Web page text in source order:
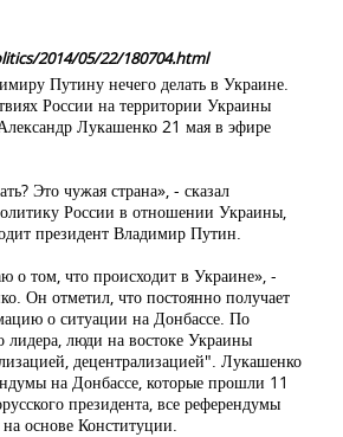
2014/05/22/180704.html
Путину нечего делать в Украине.
России на территории Украины
Лукашенко 21 мая в эфире
Это чужая страна», - сказал
России в отношении Украины,
президент Владимир Путин.
о том, что происходит в Украине», -
Он отметил, что постоянно получает
о ситуации на Донбассе. По
лидера, люди на востоке Украины
децентрализацией". Лукашенко
на Донбассе, которые прошли 11
президента, все референдумы
основе Конституции.